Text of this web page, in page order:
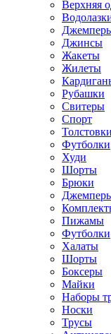
Верхняя
Джинсы
Жакеты
Жилеты
Рубашки
Свитеры
Спорт
Толстовки
Футболки
Худи
Шорты
Брюки
Пижамы
Футболки
Халаты
Шорты
Боксеры
Майки
Наборы
Носки
Трусы